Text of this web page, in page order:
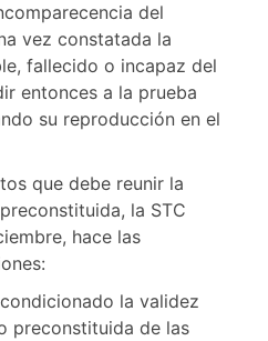
del
vez constatada la
fallecido o incapaz del
entonces a la prueba
su reproducción en el
que debe reunir la
la STC
hace las
la validez
preconstituida de las